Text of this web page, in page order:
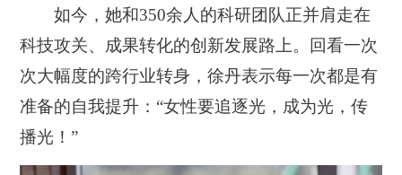
如今，她和350余人的科研团队正并肩走在
科技攻关、成果转化的创新发展路上。回看一次
次大幅度的跨行业转身，徐丹表示每一次都是有
准备的自我提升：“女性要追逐光，成为光，传
播光！”